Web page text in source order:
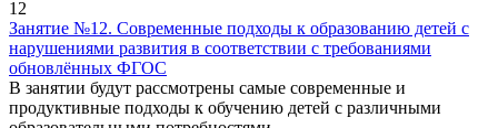
12
Занятие №12. Современные подходы к образованию детей с
нарушениями развития в соответствии с требованиями
обновлённых ФГОС
В занятии будут рассмотрены самые современные и
продуктивные подходы к обучению детей с различными